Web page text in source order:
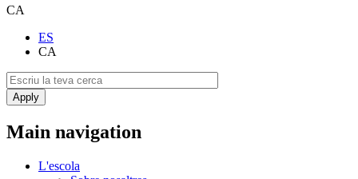
CA
ES
CA
Main navigation
L'escola